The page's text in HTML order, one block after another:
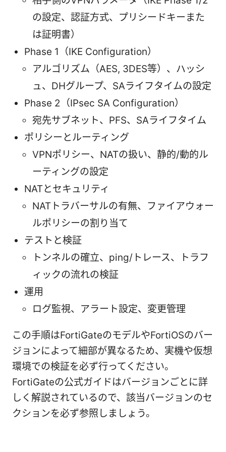
の設定、認証方式、プリシードキーまた
は証明書）
Phase 1（IKE Configuration）
アルゴリズム（AES, 3DES等）、ハッシ
ュ、DHグループ、SAライフタイムの設定
Phase 2（IPsec SA Configuration）
宛先サブネット、PFS、SAライフタイム
ポリシーとルーティング
VPNポリシー、NATの扱い、静的/動的ル
ーティングの設定
NATとセキュリティ
NATトラバーサルの有無、ファイアウォー
ルポリシーの割り当て
テストと検証
トンネルの確立、ping/トレース、トラフ
ィックの流れの検証
運用
ログ監視、アラート設定、変更管理
この手順はFortiGateのモデルやFortiOSのバー
ジョンによって細部が異なるため、実機や仮想
環境での検証を必ず行ってください。
FortiGateの公式ガイドはバージョンごとに詳
しく解説されているので、該当バージョンのセ
クションを必ず参照しましょう。